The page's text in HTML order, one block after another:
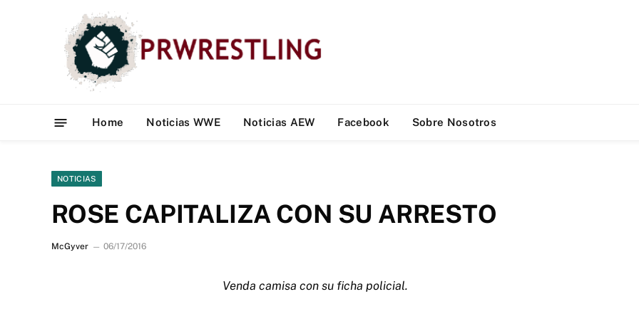
Home Noticias WWE Noticias AEW Facebook Sobre Nosotros
NOTICIAS
ROSE CAPITALIZA CON SU ARRESTO
McGyver 06/17/2016
Venda camisa con su ficha policial.